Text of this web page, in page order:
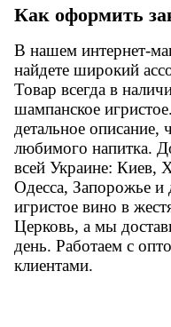
Как оформить
В нашем интернет-
найдете широкий
Товар всегда в
шампанское
детальное описание,
любимого напитка.
всей Украине: Киев,
Одесса, Запорожье
игристое вино в
Церковь, а мы
день. Работаем с
клиентами.